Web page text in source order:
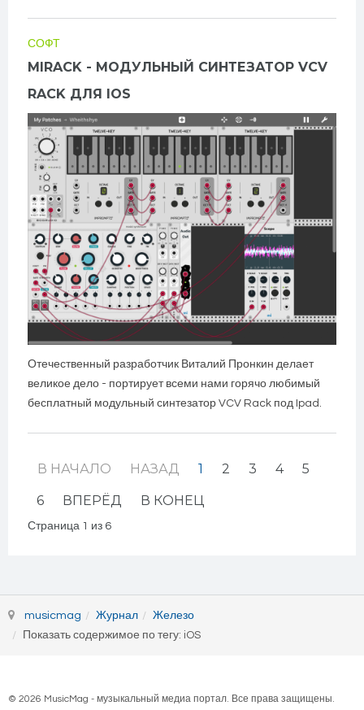
СОФТ
MIRACK - МОДУЛЬНЫЙ СИНТЕЗАТОР VCV
RACK ДЛЯ IOS
Отечественный разработчик Виталий Пронкин делает
великое дело - портирует всеми нами горячо любимый
бесплатный модульный синтезатор VCV Rack под Ipad.
В НАЧАЛО НАЗАД 1 2 3 4 5
6 ВПЕРЁД В КОНЕЦ
Страница 1 из 6
musicmag Журнал
Железо
Показать содержимое по тегу: iOS
© 2026 MusicMag - музыкальный медиа портал. Все права защищены.